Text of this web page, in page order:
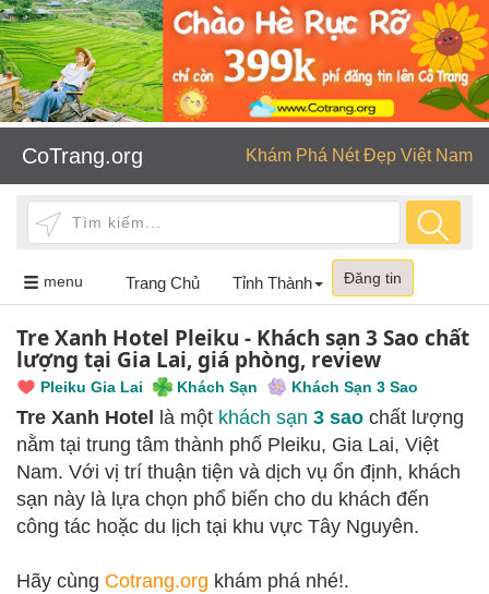
CoTrang.org Khám Phá Nét Đẹp Việt Nam
menu Toggle
navigation
Trang Chủ Tỉnh Thành Đăng tin
Tre Xanh Hotel Pleiku - Khách sạn 3 Sao chất
lượng tại Gia Lai, giá phòng, review
Pleiku Gia Lai Khách Sạn Khách Sạn 3 Sao
Tre Xanh Hotel là một khách sạn 3 sao chất lượng
nằm tại trung tâm thành phố Pleiku, Gia Lai, Việt
Nam. Với vị trí thuận tiện và dịch vụ ổn định, khách
sạn này là lựa chọn phổ biến cho du khách đến
công tác hoặc du lịch tại khu vực Tây Nguyên.
Hãy cùng Cotrang.org khám phá nhé!.